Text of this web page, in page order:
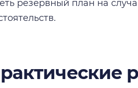
резервный план на